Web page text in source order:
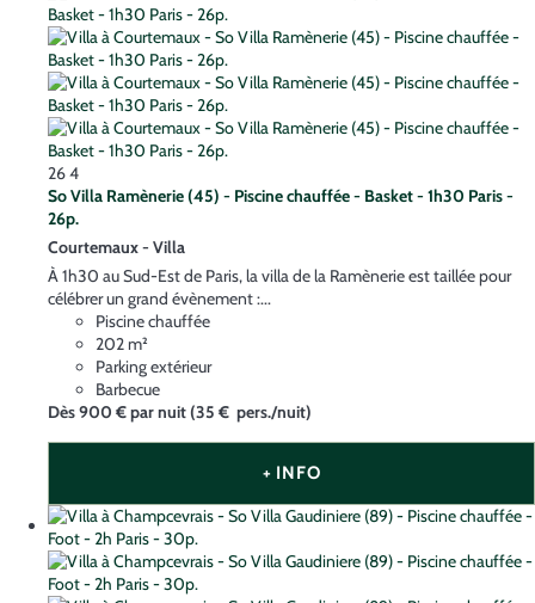
264
So Villa Ramènerie (45) - Piscine chauffée - Basket - 1h30 Paris -
26p.
Courtemaux - Villa
À 1h30 au Sud-Est de Paris, la villa de la Ramènerie est taillée pour
célébrer un grand évènement :...
Piscine chauffée
202 m²
Parking extérieur
Barbecue
Dès900 €par nuit(35 € pers./nuit)
+ INFO